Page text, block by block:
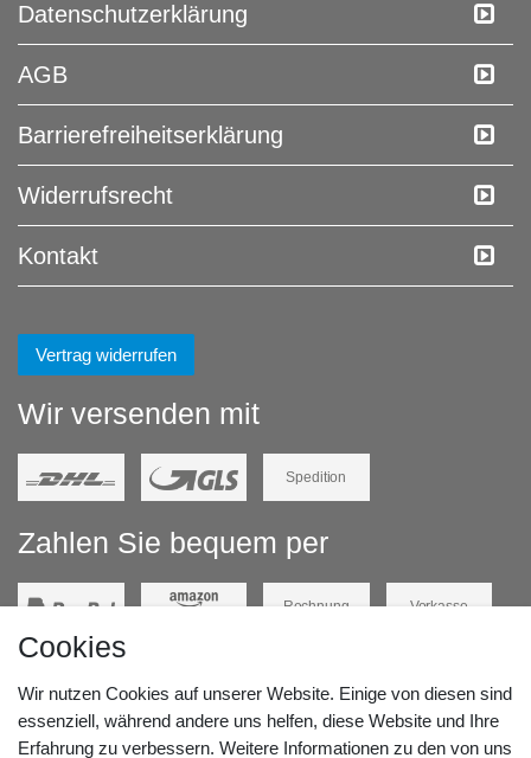
Daten­schutz­erklärung
AGB
Barrierefreiheitserklärung
Widerrufs­recht
Kontakt
Vertrag widerrufen
Wir versenden mit
Spedition
Zahlen Sie bequem per
Rechnung Vorkasse
Unsere Lageradresse:
Cookies
Wir nutzen Cookies auf unserer Website. Einige von diesen sind
essenziell, während andere uns helfen, diese Website und Ihre
Erfahrung zu verbessern. Weitere Informationen zu den von uns